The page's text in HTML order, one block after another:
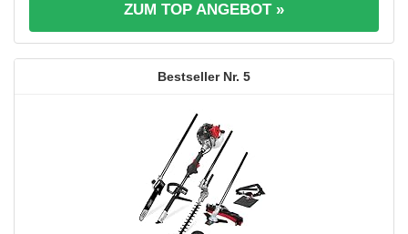
ZUM TOP ANGEBOT »
5